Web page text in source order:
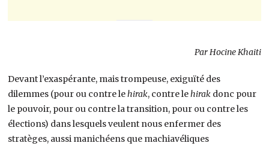
Par Hocine Khaiti
Devant l’exaspérante, mais trompeuse, exiguïté des
dilemmes (pour ou contre lehirak, contre lehirak donc pour
le pouvoir, pour ou contre la transition, pour ou contre les
élections) dans lesquels veulent nous enfermer des
stratèges, aussi manichéens que machiavéliques